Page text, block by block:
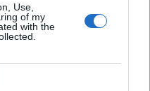
Use,
of my
with the
ερώτησή της
αυθεντικότητας και
αποτελεί ζήτημα